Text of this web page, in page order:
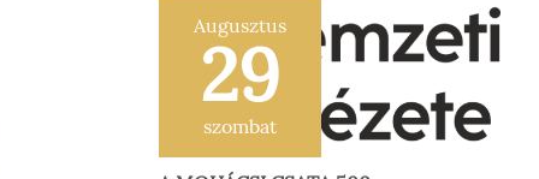
Augusztus
29
szombat